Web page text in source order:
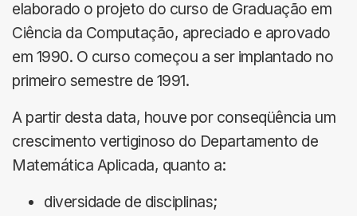
elaborado o projeto do curso de Graduação em
Ciência da Computação, apreciado e aprovado
em 1990. O curso começou a ser implantado no
primeiro semestre de 1991.
A partir desta data, houve por conseqüência um
crescimento vertiginoso do Departamento de
Matemática Aplicada, quanto a:
diversidade de disciplinas;